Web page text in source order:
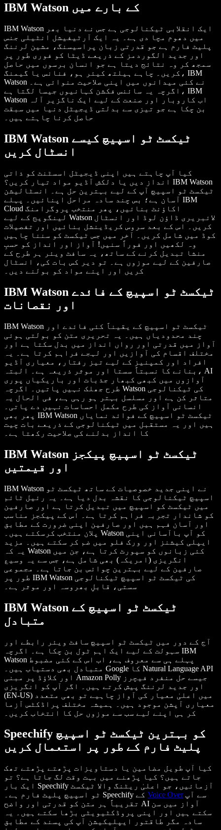
IBM Watson کے بارے میں
IBM Watson ایک انقلابی ٹیکنالوجی ہے جس نے دنیا بھر
میں دھوم مچا دی ہے۔ یہ ایک آرٹیفیشل انٹیلی جنس
پلیٹ فارم ہے جو قدرتی زبان پراسیسنگ، مشین لرننگ
اور جدید الگوردمز کے ذریعے ڈیٹا کو فوری طور پر
سمجھ کر وہ نتائج دیتا ہے جو انسان برسوں میں حاصل
کریں۔ چاہے ہیلتھ کیئر ہو، فنانس یا گیمنگ، IBM
Watson نے کئی میدانوں میں اپنی صلاحیت منوائی ہے۔
اگرچہ یہ سائنس فکشن کہانیوں جیسا لگتا ہے، IBM
Watson اب کاروبار اور صنعت کے لیے ایک ناگزیر آلہ
بن چکا ہے جو تیزی سے بدلتی ڈیجیٹل دنیا میں سبقت
حاصل کرنا چاہتے ہیں۔
IBM Watson ٹیکسٹ ٹو اسپیچ کیسے
انسٹال کریں
کیا آپ چاہتے ہیں اپنی ڈیجیٹل اسسٹنٹ کو ذاتی
انداز دیں یا دلکش آڈیو مواد تیار کریں؟ IBM Watson
ٹیکسٹ ٹو اسپیچ آپ کے لیے بہترین حل ہے۔ انسٹالیشن
آسان ہے؛ بس چند سادہ مراحل اپنائیں۔ پہلے IBM
Cloud اکاؤنٹ بنائیں، پھر منتخب پروگرامنگ
لینگویج کے لیے Watson لائبریری ڈاؤن لوڈ اور انسٹال
کریں۔ اس کے بعد سروس کریڈینشل بنائیں اور تفصیلات
کوڈ میں شامل کریں۔ آخر میں جس ٹیکسٹ کو سننا چاہیں
وہ لکھیں اور فوراً سنیں! آواز اور انداز کو حسبِ
منشا تبدیل کرنے کے ساتھ، یہ سافٹ ویئر ہر طرح کے
صارفین کے لیے موزوں ہے۔ تو دیر کس بات کی، انسٹال
کریں اور اپنے مواد کو بولنے دیں۔
IBM Watson ٹیکسٹ ٹو اسپیچ کے فائدے
اور نقصانات
IBM Watson ٹیکسٹ ٹو اسپیچ کے یقیناََ کئی فائدے اور
چند محدودیاں ہیں۔ یہ تحریری متن کو بولتی ہوئی
آواز میں قدرتی اور رواں انداز میں بدل سکتا ہے اور
مختلف اقسام کی آوازیں اور لہجے فراہم کرتا ہے۔ یہ
افراد اور کمپنیز کے لیے تیز رفتار، معیاری آڈیو
بنانے کا نسبتاً سستا اور موثر ذریعہ ہے۔ البتہ، AI
آوازوں میں کبھی کبھار جذبات اور باریکیاں پوری
طرح جھلک نہیں پاتیں۔ اگرچہ Watson کی ٹیکنالوجی
متاثر کن ہے اور مسلسل بہتر ہو رہی ہے، فی الحال یہ
انسانی آواز کی طرح مکمل احساسات نہیں دے پاتی۔
پھر بھی IBM Watson ٹیکسٹ ٹو اسپیچ کے فوائد نمایاں
ہیں اور یہ مستقبل میں ٹیکنالوجی کے ذریعے بات چیت
کا انداز بدلنے کی صلاحیت رکھتا ہے۔
IBM Watson ٹیکسٹ ٹو اسپیچ پیکجز
اور قیمتیں
IBM Watson نے اپنی جدید خصوصیات کے ساتھ ٹیکسٹ ٹو
اسپیچ ٹیکنالوجی کا نقشہ بدل دیا ہے۔ یہ رئیل ٹائم
میں ٹیکسٹ کو اسپیچ میں تبدیل کرتا ہے اور صارفین
کو شاندار تجربہ فراہم کرتا ہے۔ اس کے پیکجز مناسب
اور آسان فہم ہیں اور صارفین اپنی ضرورت کے مطابق
پلان منتخب کرسکتے ہیں۔ Watson کو آپ باآسانی اپنی
ایپلی کیشنز اور ورک فلو میں ضم کر سکتے ہیں۔ مزید
یہ کہ Watson کئی زبانوں کو سپورٹ کرتا ہے، جن میں
انگریزی (امریکہ) بھی شامل ہے، جس سے یہ وسیع
صارفین کے لیے بہترین چوائس بن جاتا ہے۔ مجموعی
طور پر IBM Watson کی ٹیکسٹ ٹو اسپیچ ٹیکنالوجی
سستی، قابلِ بھروسہ اور موثر ہے۔
IBM Watson ٹیکسٹ ٹو اسپیچ کے
متبادل
آج کے دور میں ٹیکسٹ ٹو اسپیچ سافٹ ویئر رابطے اور
سہولت کے لیے ایک اہم ٹول بن چکا ہے۔ اگرچہ IBM
Watson پہلے ہی سے معروف ہے، اب اس کے کئی مضبوط
متبادل بھی دستیاب ہیں۔ Google کا Natural Language API
اور کلاؤڈ پر مبنی Amazon Polly جیسے حل منفرد فیچرز
اور جدید لرننگ پیش کرتے ہیں۔ اگر آپ کو انگریزی
(EN-US) میں اعلیٰ معیار کی آواز چاہیے تو بھی متعدد
معیاری آپشن موجود ہیں۔ ہمیشہ مختلف پراڈکٹس آزما
کر ہی اپنے لیے سب سے موزوں حل کا انتخاب کریں۔
Speechify کو بہترین ٹیکسٹ ٹو اسپیچ
پلیٹ فارم کے طور پر استعمال کریں
کیا آپ طویل مضامین یا دستاویزات پڑھتے پڑھتے تھک
جاتے ہیں؟ کیا پڑھنے میں بہت وقت لگ جاتا ہے؟ تو
ایک بار Speechify آزمائیں، جو اعلیٰ ریٹنگ والا ٹیکسٹ
Voice Overسے آپ
تقریباً ہر متن کو قدرتی اور واضح AI آواز میں سن
سکتے ہیں اور اپنی پروڈکٹیویٹی بڑھا سکتے ہیں۔ یہ
سادہ مگر طاقتور ایپلیکیشن آپ کی پسند کے مطابق